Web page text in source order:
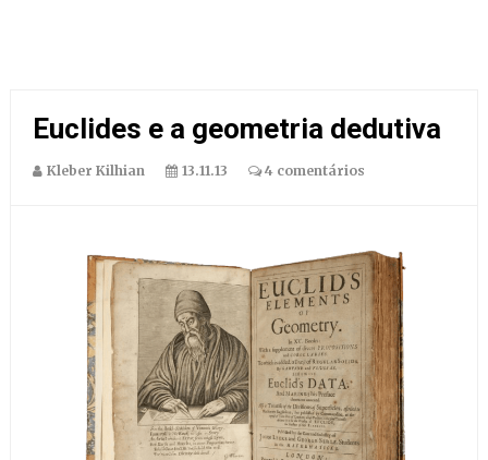
Euclides e a geometria dedutiva
Kleber Kilhian 13.11.13 4 comentários